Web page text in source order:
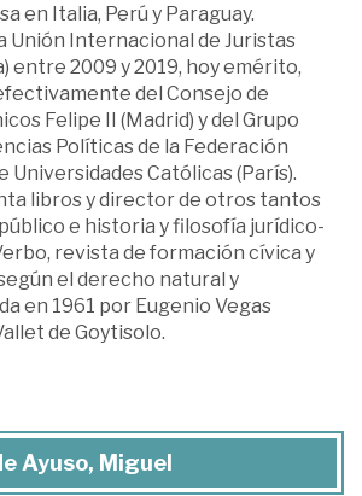
en Italia, Perú y Paraguay.
Unión Internacional de Juristas
entre 2009 y 2019, hoy emérito,
del Consejo de
Felipe II (Madrid) y del Grupo
Políticas de la Federación
Universidades Católicas (París).
libros y director de otros tantos
e historia y filosofía jurídico-
revista de formación cívica y
el derecho natural y
en 1961 por Eugenio Vegas
de Goytisolo.
Ayuso, Miguel